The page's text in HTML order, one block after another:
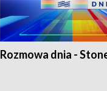
Rozmowa dnia -